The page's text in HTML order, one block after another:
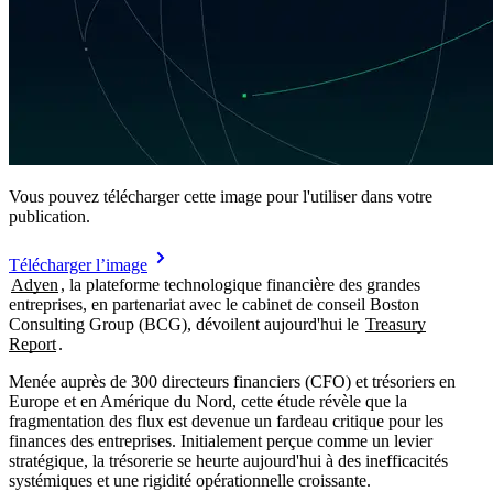
Vous pouvez télécharger cette image pour l'utiliser dans votre
publication.
Télécharger l’image
Adyen , la plateforme technologique financière des grandes
entreprises, en partenariat avec le cabinet de conseil Boston
Consulting Group (BCG), dévoilent aujourd'hui le Treasury
Report
Menée auprès de 300 directeurs financiers (CFO) et trésoriers en
Europe et en Amérique du Nord, cette étude révèle que la
fragmentation des flux est devenue un fardeau critique pour les
finances des entreprises. Initialement perçue comme un levier
stratégique, la trésorerie se heurte aujourd'hui à des inefficacités
systémiques et une rigidité opérationnelle croissante.